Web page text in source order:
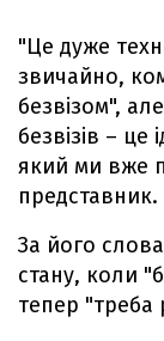
"Це дуже
звичайно,
безвізом",
безвізів – це
який ми вже
представник.
За його
стану, коли
тепер "треба